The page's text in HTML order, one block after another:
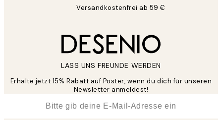
Versandkostenfrei ab 59 €
LASS UNS FREUNDE WERDEN
Erhalte jetzt 15% Rabatt auf Poster, wenn du dich für unseren
Newsletter anmeldest!